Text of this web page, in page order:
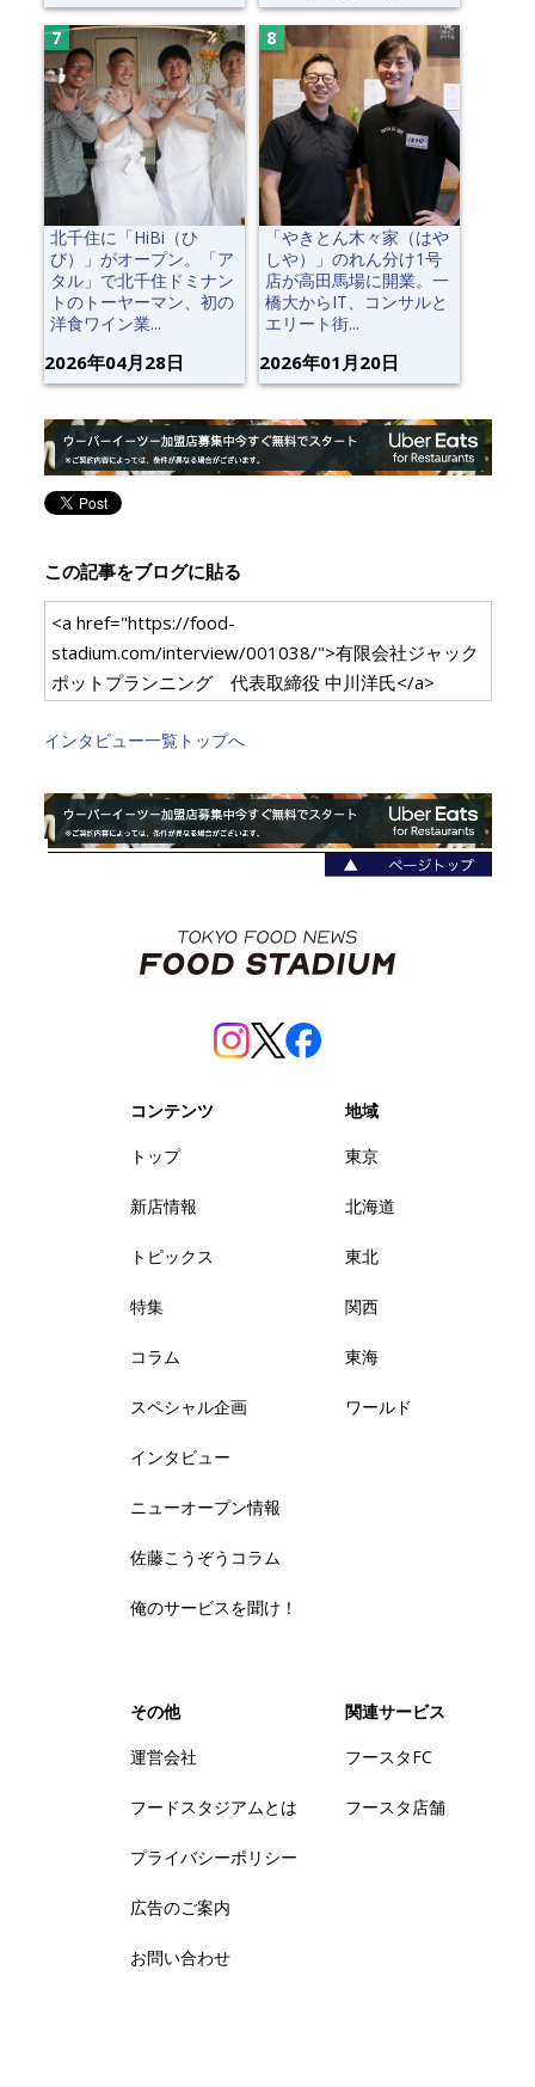
北千住に「HiBi（ひ
び）」がオープン。「ア
タル」で北千住ドミナン
トのトーヤーマン、初の
洋食ワイン業...
2026年04月28日
「やきとん木々家（はや
しや）」のれん分け1号
店が高田馬場に開業。一
橋大からIT、コンサルと
エリート街...
2026年01月20日
この記事をブログに貼る
<a href="https://food-
stadium.com/interview/001038/">有限会社ジャック
ポットプランニング 代表取締役 中川洋氏</a>
インタビュー一覧トップへ
コンテンツ
トップ
新店情報
トピックス
特集
コラム
スペシャル企画
インタビュー
ニューオープン情報
佐藤こうぞうコラム
俺のサービスを聞け！
地域
東京
北海道
東北
関西
東海
ワールド
その他
運営会社
フードスタジアムとは
プライバシーポリシー
広告のご案内
お問い合わせ
関連サービス
フースタFC
フースタ店舗